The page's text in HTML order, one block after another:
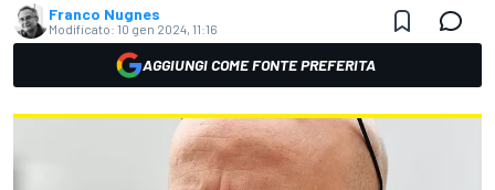
Franco Nugnes
Modificato: 10 gen 2024, 11:16
AGGIUNGI COME FONTE PREFERITA